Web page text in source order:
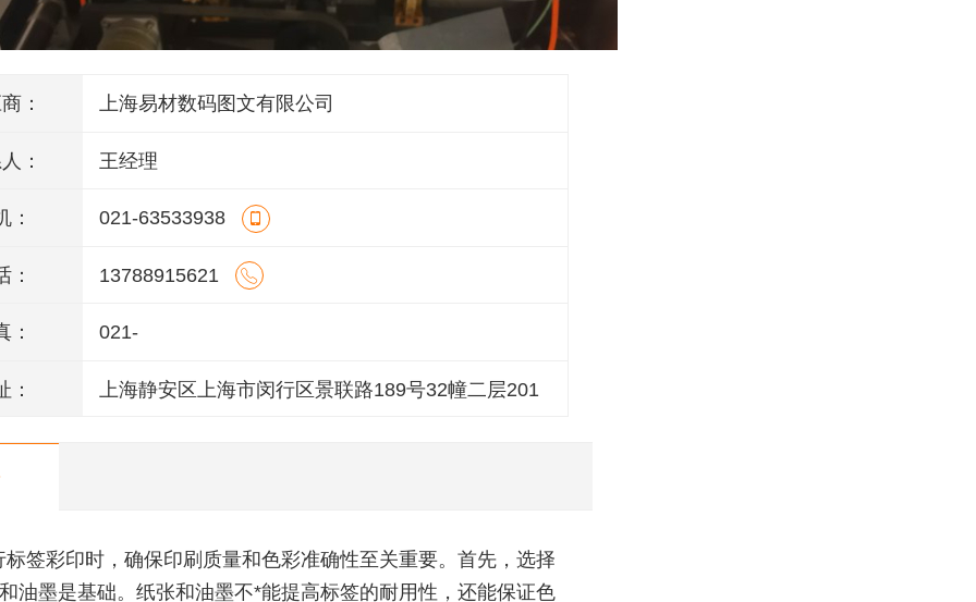
： 上海易材数码图文有限公司
： 王经理
： 021-63533938
： 13788915621
： 021-
： 上海静安区上海市闵行区景联路189号32幢二层201
标签彩印时，确保印刷质量和色彩准确性至关重要。首先，选择
油墨是基础。纸张和油墨不*能提高标签的耐用性，还能保证色